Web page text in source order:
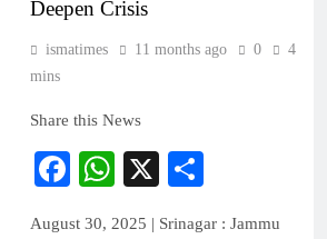
Deepen Crisis
ismatimes 11 months ago 0
4
mins
Share this News
Facebook
WhatsApp
X
August 30, 2025 | Srinagar : Jammu